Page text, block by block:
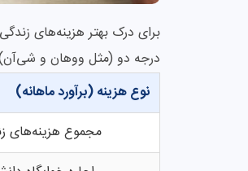
برای درک بهتر هزینه‌های
درجه دو (مثل ووهان و شی‌آن)
نوع هزینه (برآورد ماهانه)
مجموع هزینه‌های